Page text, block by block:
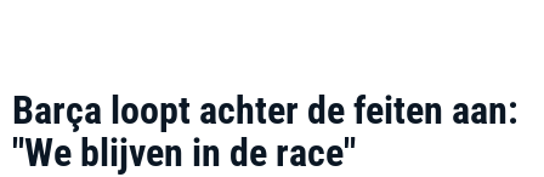
Barça loopt achter de feiten aan:
"We blijven in de race"